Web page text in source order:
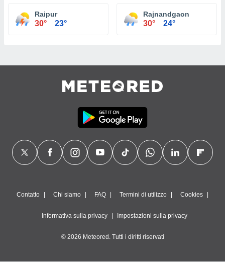
Raipur
30° 23°
Rajnandgaon
30° 24°
Contatto Chi siamo FAQ Termini di utilizzo Cookies
Informativa sulla privacy Impostazioni sulla privacy
© 2026 Meteored. Tutti i diritti riservati